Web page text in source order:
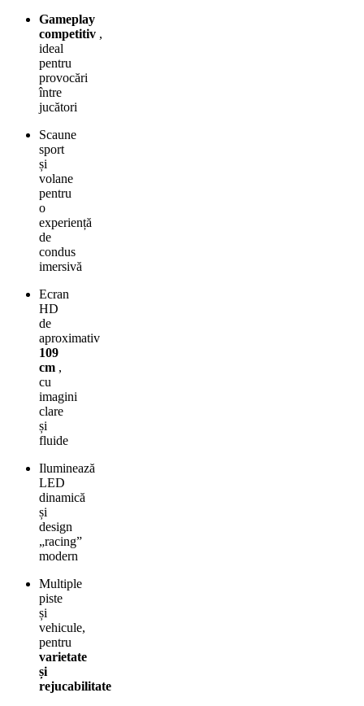
Gameplay
competitiv ,
ideal
pentru
provocări
între
jucători
Scaune
sport
și
volane
pentru
o
experiență
de
condus
imersivă
Ecran
HD
de
aproximativ
109
cm ,
cu
imagini
clare
și
fluide
Iluminează
LED
dinamică
și
design
„racing”
modern
Multiple
piste
și
vehicule,
pentru
varietate
și
rejucabilitate